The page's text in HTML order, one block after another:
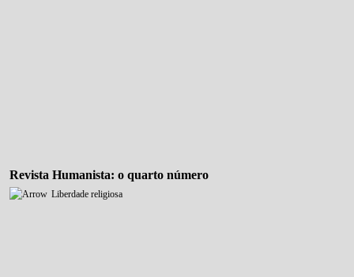
Revista Humanista: o quarto número
Liberdade religiosa